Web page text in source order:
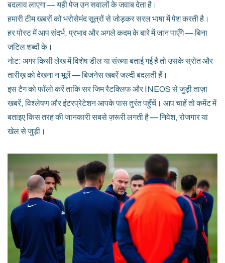
बदलाव लाएगा — यही पेज उन सवालों के जवाब देता है।
हमारी टीम खबरों को भरोसेमंद सूत्रों से जोड़कर सरल भाषा में पेश करती है।
हर पोस्ट में आप संदर्भ, प्रभाव और अगले कदम के बारे में जान पाएँगे — बिना
जटिल शब्दों के।
नोट: अगर किसी लेख में विशेष डील या संख्या बताई गई है तो उसके स्रोत और
तारीख़ को देखना न भूलें — बिजनेस खबरें जल्दी बदलती हैं।
इस टैग को फॉलो करें ताकि सर जिम रैटक्लिफ और INEOS से जुड़ी ताज़ा
खबरें, विश्लेषण और इंटरप्रेटेशन आपके पास तुरंत पहुँचें। आप चाहें तो कमेंट में
बताइए किस तरह की जानकारी सबसे ज़रूरी लगती है — निवेश, रोजगार या
खेल से जुड़ी।